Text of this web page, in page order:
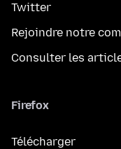
Twitter
Rejoindre notre
Consulter les
Firefox
Télécharger